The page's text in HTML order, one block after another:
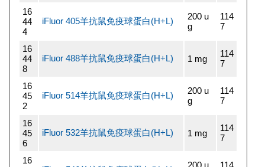
16
44
4
iFluor 405羊抗鼠免疫球蛋白(H+L)
200 u
g
114
7
16
44
8
iFluor 488羊抗鼠免疫球蛋白(H+L) 1 mg
114
7
16
45
2
iFluor 514羊抗鼠免疫球蛋白(H+L)
200 u
g
114
7
16
45
6
iFluor 532羊抗鼠免疫球蛋白(H+L) 1 mg
114
7
16
200 u
114